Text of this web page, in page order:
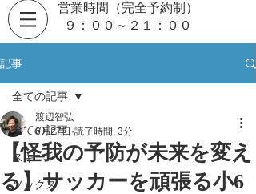
営業時間（完全予約制）
​９：００～２１：００
記事
全ての記事
スキー
ソックス
全ての記事
【怪我の予防が未来を変え
る】サッカーを頑張る小6
渡辺智弘
6月27日 読了時間: 3分